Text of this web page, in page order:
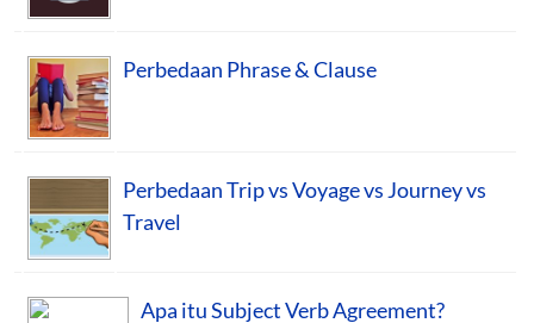
Perbedaan Phrase & Clause
Perbedaan Trip vs Voyage vs Journey vs
Travel
Apa itu Subject Verb Agreement?